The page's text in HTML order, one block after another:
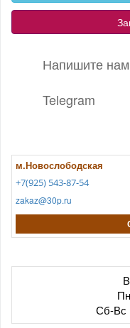
Напишите
Telegram
м.Новослободская
+7(925) 543-87-54
zakaz@30p.ru
Сб-Вс